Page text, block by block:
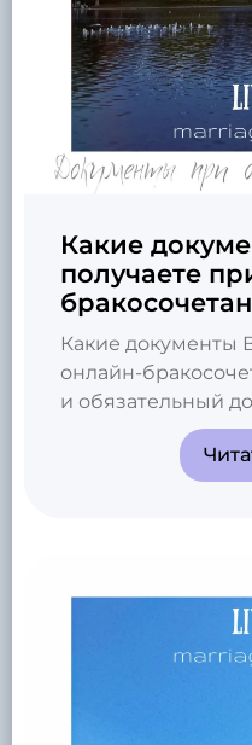
Какие
получаете
Какие документы
онлайн-
и обязательный